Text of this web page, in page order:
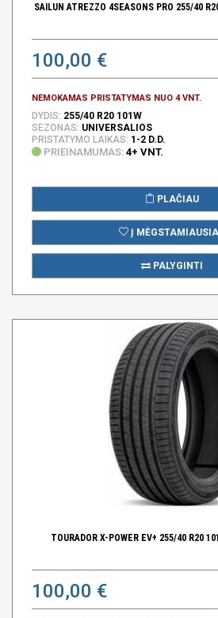
SAILUN ATREZZO 4SEASONS PRO 255/40
100,00 €
NEMOKAMAS PRISTATYMAS NUO 4 VNT.
DYDIS: 255/40 R20 101W
SEZONAS: UNIVERSALIOS
PRISTATYMO LAIKAS: 1-2 D.D.
PRIEINAMUMAS: 4+ VNT.
PLAČIAU
Į
PALYGINTI
TOURADOR X-POWER EV+ 255/40 R20
100,00 €